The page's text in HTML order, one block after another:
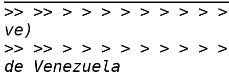
>> >> > > > > > > > >
>> >> > > > > > > > >